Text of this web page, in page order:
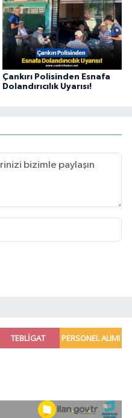
Çankırı Polisinden Esnafa
Dolandırıcılık Uyarısı!